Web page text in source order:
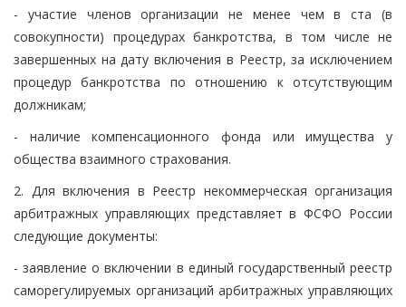
- участие членов организации не менее чем в ста (в
совокупности) процедурах банкротства, в том числе не
завершенных на дату включения в Реестр, за исключением
процедур банкротства по отношению к отсутствующим
должникам;
- наличие компенсационного фонда или имущества у
общества взаимного страхования.
2. Для включения в Реестр некоммерческая организация
арбитражных управляющих представляет в ФСФО России
следующие документы:
- заявление о включении в единый государственный реестр
саморегулируемых организаций арбитражных управляющих